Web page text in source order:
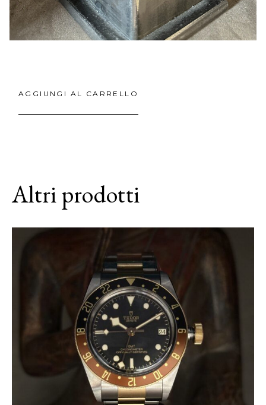
AGGIUNGI AL CARRELLO
Altri prodotti